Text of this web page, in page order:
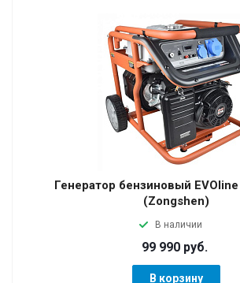
Генератор бензиновый EVOline
(Zongshen)
В наличии
99 990 руб.
В корзину